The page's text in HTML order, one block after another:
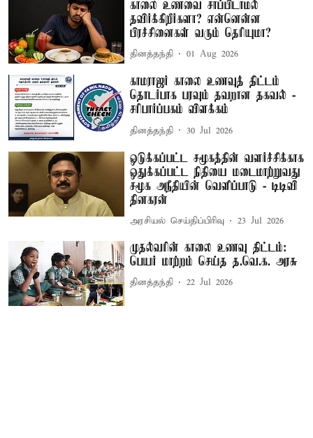
காலை உணவை சாப்பிடாமல்
தவிர்க்கிறீர்களா? என்னென்ன
பிரச்சினைகள் வரும் தெரியுமா?
தினத்தந்தி 01 Aug 2026
காமராஜர் காலை உணவுத் திட்டம்
தொடர்பாக பரவும் தவறான தகவல் -
சரிபார்ப்பகம் விளக்கம்
தினத்தந்தி 30 Jul 2026
ஒடுக்கப்பட்ட சமூகத்தின் வளர்ச்சிக்காக
ஒதுக்கப்பட்ட நிதியை மடைமாற்றுவது
சமூக அநீதியின் வெளிப்பாடு - டிடிவி
தினகரன்
அரசியல் செய்திப்பிரிவு 23 Jul 2026
முதல்வரின் காலை உணவு திட்டம்:
பெயர் மாற்றம் செய்த த.வெ.க. அரசு
தினத்தந்தி 22 Jul 2026